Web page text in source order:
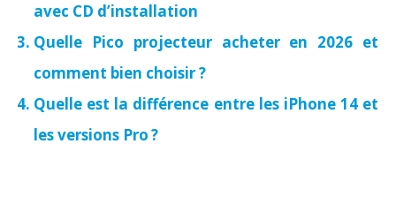
avec CD d’installation
Quelle Pico projecteur acheter en 2026 et
comment bien choisir ?
Quelle est la différence entre les iPhone 14 et
les versions Pro ?